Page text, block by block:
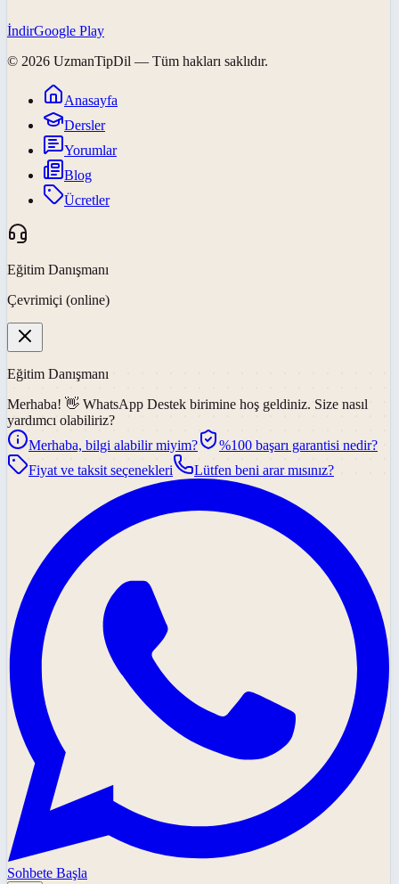
İndirGoogle Play
© 2026 UzmanTipDil — Tüm hakları saklıdır.
Anasayfa
Dersler
Yorumlar
Blog
Ücretler
Eğitim Danışmanı
Çevrimiçi (online)
Eğitim Danışmanı
Merhaba! 👋 WhatsApp Destek birimine hoş geldiniz. Size nasıl
yardımcı olabiliriz?
Merhaba, bilgi alabilir miyim?
%100 başarı garantisi nedir?
Fiyat ve taksit seçenekleri
Lütfen beni arar mısınız?
Sohbete Başla